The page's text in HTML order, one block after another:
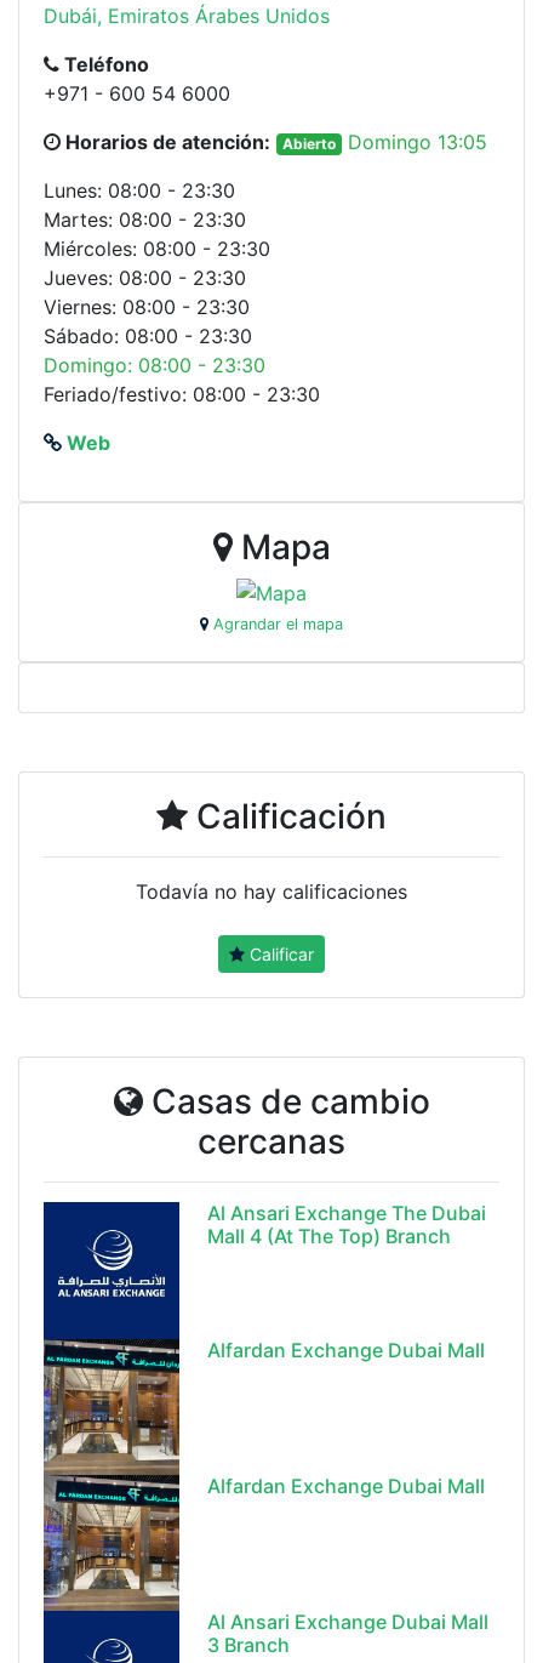
Dubái, Emiratos Árabes Unidos
Teléfono
+971 - 600 54 6000
Horarios de atención:
Abierto
Domingo 13:05
Lunes: 08:00 - 23:30
Martes: 08:00 - 23:30
Miércoles: 08:00 - 23:30
Jueves: 08:00 - 23:30
Viernes: 08:00 - 23:30
Sábado: 08:00 - 23:30
Domingo: 08:00 - 23:30
Feriado/festivo: 08:00 - 23:30
Web
Mapa
Agrandar el mapa
Calificación
Todavía no hay calificaciones
Calificar
Casas de cambio
cercanas
Al Ansari Exchange The Dubai
Mall 4 (At The Top) Branch
Alfardan Exchange Dubai Mall
Alfardan Exchange Dubai Mall
Al Ansari Exchange Dubai Mall
3 Branch